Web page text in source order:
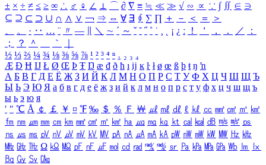
± × ÷ ≠ ≤ ≥ ∞ ∴ ♂ ♀ ∠ ⊥ ⌒ ∂ ∇ ≡ ≒ ≪ ≫ √ ∽ ∝ ∵ ∫ ∬ ∈ ∋
⊆ ⊇ ⊂ ⊃ ∪ ∩ ∧ ∨ ￢ ⇒ ⇔ ∀ ∃ ∮ ∑ ∏ ＋ － ＜ ＝
＞
、
。 · ‥ … ¨ 〃 ― ＼ ∼ ´ ～ ˇ ˘ ˝ ˚ ˙ ¸ ¡ ¿ ː ！ ＇ ， ． ／
：
；
？ ＾ ｀
½ ⅓ ⅔ ¼ ¾ ⅛ ⅜ ⅝ ⅞ ¹ ² ³ ⁴ ⁿ ₁ ₂ ₃ ₄
Æ Ð Ħ Ĳ Ł Ø Œ Þ Ŧ Ŋ æ đ ð ħ ı ĳ ĸ ŀ ł ø œ ß þ ŧ ŋ ŉ
А Б В Г Д Е Ё Ж З И Й К Л М Н О П Р С Т У Ф Х Ц Ч Ш Щ Ъ
Ы Ь Э Ю Я а б в г д е ё ж з и й к л м н о п р с т у ф х ц ч ш щ ъ
ы ь э ю я
′ ″ ℃ Å ￠ ￡ ￥ ¤ ℉ ‰ ＄ ％ Ｆ ￦ ㎕ ㎖ ㎗ ℓ ㎘ ㏄ ㎣ ㎤ ㎥ ㎦
㎙ ㎚ ㎛ ㎜ ㎝ ㎞ ㎟ ㎠ ㎡ ㎢ ㏊ ㎍ ㎎ ㎏ ㏏ ㎈ ㎉ ㏈ ㎧ ㎨ ㎰
㎱ ㎲ ㎳ ㎴ ㎵ ㎶ ㎷ ㎸ ㎹ ㎀ ㎁ ㎂ ㎃ ㎄ ㎺ ㎻ ㎽ ㎾ ㎿ ㎐ ㎑
㎒ ㎓ ㎔ Ω ㏀ ㏁ ㎊ ㎋ ㎌ ㏖ ㏅ ㎭ ㎮ ㎯ ㏛ ㎩ ㎪ ㎫ ㎬ ㏝ ㏐
㏓
㏃ ㏉ ㏜ ㏆